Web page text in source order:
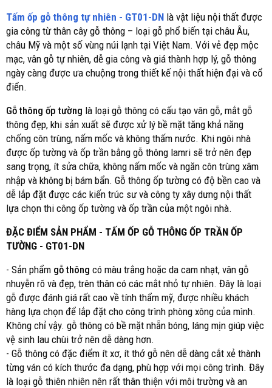
Tấm ốp gỗ thông tự nhiên - GT01-DN là vật liệu nội thất được
gia công từ thân cây gỗ thông – loại gỗ phổ biến tại châu Âu,
châu Mỹ và một số vùng núi lạnh tại Việt Nam. Với vẻ đẹp mộc
mạc, vân gỗ tự nhiên, dễ gia công và giá thành hợp lý, gỗ thông
ngày càng được ưa chuộng trong thiết kế nội thất hiện đại và cổ
điển.
Gỗ thông ốp tường là loại gỗ thông có cấu tạo vân gỗ, mắt gỗ
thông đẹp, khi sản xuất sẽ được xử lý bề mặt tăng khả năng
chống côn trùng, nấm mốc và không thấm nước. Khi ngôi nhà
được ốp tường và ốp trần bằng gỗ thông lamri sẽ trở nên đẹp
sang trọng, ít sửa chữa, không nấm mốc và ngăn côn trùng xâm
nhập và không bị bám bẩn. Gỗ thông ốp tường có độ bền cao và
dễ lắp đặt được các kiến trúc sư và công ty xây dưng nội thất
lựa chọn thi công ốp tường và ốp trần của một ngôi nhà.
ĐẶC ĐIỂM SẢN PHẨM - TẤM ỐP GỖ THÔNG ỐP TRẦN ỐP
TƯỜNG - GT01-DN
- Sản phẩm gỗ thông có màu trắng hoặc da cam nhạt, vân gỗ
nhuyễn rõ và đẹp, trên thân có các mắt nhỏ tự nhiên. Đây là loại
gỗ được đánh giá rất cao về tính thẩm mỹ, được nhiều khách
hàng lựa chọn để lắp đặt cho công trình phòng xông của mình.
Không chỉ vậy. gỗ thông có bề mặt nhẵn bóng, láng mịn giúp việc
vệ sinh lau chùi trở nên dễ dàng hơn.
- Gỗ thông có đặc điểm ít xơ, ít thớ gỗ nên dễ dàng cắt xẻ thành
từng ván có kích thước đa dạng, phù hợp với mọi công trình. Đây
là loại gỗ thiên nhiên nên rất thân thiện với môi trường và an